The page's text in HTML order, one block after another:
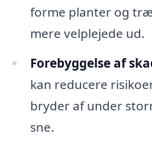
forme planter og
mere velplejede ud.
Forebyggelse af
kan reducere
bryder af under
sne.